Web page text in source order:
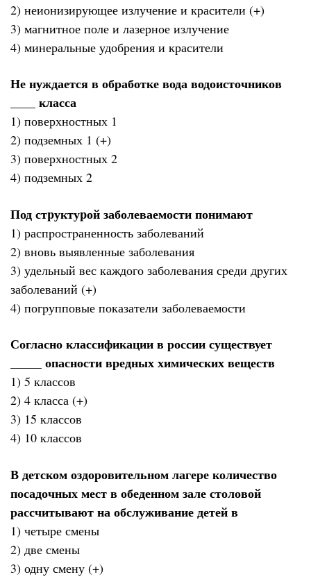
2) неионизирующее излучение и красители (+)
3) магнитное поле и лазерное излучение
4) минеральные удобрения и красители
Не нуждается в обработке вода водоисточников
____ класса
1) поверхностных 1
2) подземных 1 (+)
3) поверхностных 2
4) подземных 2
Под стpуктуpой заболеваемости понимают
1) распpостpаненность заболеваний
2) вновь выявленные заболевания
3) удельный вес каждого заболевания сpеди дpугих
заболеваний (+)
4) погpупповые показатели заболеваемости
Согласно классификации в россии существует
_____ опасности вредных химических веществ
1) 5 классов
2) 4 класса (+)
3) 15 классов
4) 10 классов
В детском оздоровительном лагере количество
посадочных мест в обеденном зале столовой
рассчитывают на обслуживание детей в
1) четыре смены
2) две смены
3) одну смену (+)